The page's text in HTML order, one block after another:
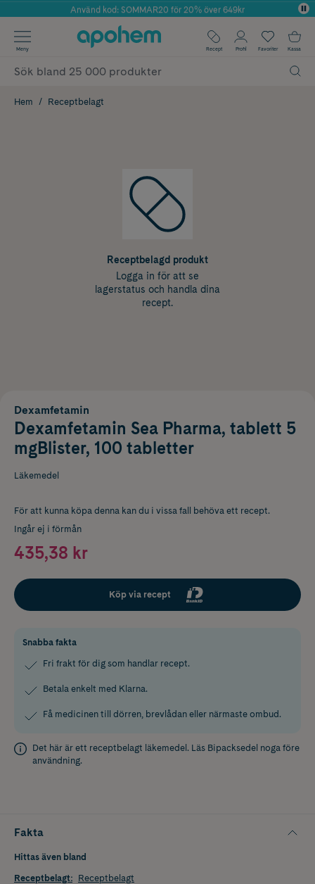
Årets Butik 2025 inom Skönhet
Använd kod: SOMMAR20 för 20% över 649kr
✓ Fri frakt
✓ Poäng på alla köp*
Meny Recept Profil Favoriter Kassa
Hem Receptbelagt
Receptbelagd produkt
Logga in för att se
lagerstatus och handla dina
recept.
Dexamfetamin
Dexamfetamin Sea Pharma, tablett 5
mgBlister, 100 tabletter
Läkemedel
För att kunna köpa denna kan du i vissa fall behöva ett recept.
Ingår ej i förmån
435,38 kr
Köp via recept
Snabba fakta
Fri frakt för dig som handlar recept.
Betala enkelt med Klarna.
Få medicinen till dörren, brevlådan eller närmaste ombud.
Det här är ett receptbelagt läkemedel. Läs Bipacksedel noga före
användning.
Fakta
Hittas även bland
Receptbelagt: Receptbelagt